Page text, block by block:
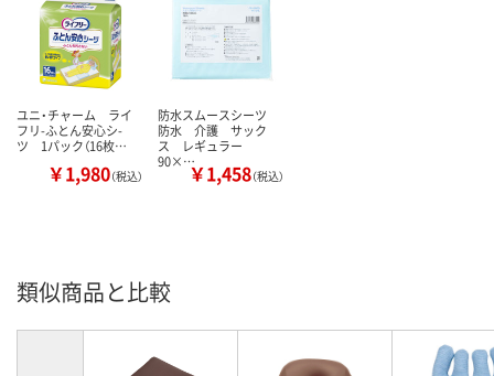
ユニ・チャーム ライ
フリ-ふとん安心シ-
ツ 1パック（16枚…
￥1,980（税込）
防水スムースシーツ
防水 介護 サック
ス レギュラー
90×…￥1,458（税込）
類似商品と比較